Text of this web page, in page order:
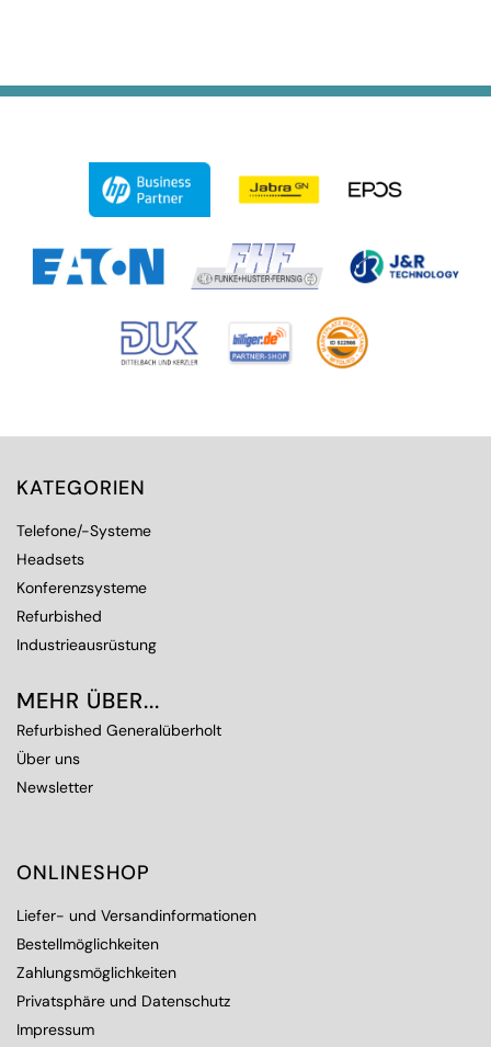
KATEGORIEN
Telefone/-Systeme
Headsets
Konferenzsysteme
Refurbished
Industrieausrüstung
MEHR ÜBER...
Refurbished Generalüberholt
Über uns
Newsletter
ONLINESHOP
Liefer- und Versandinformationen
Bestellmöglichkeiten
Zahlungsmöglichkeiten
Privatsphäre und Datenschutz
Impressum